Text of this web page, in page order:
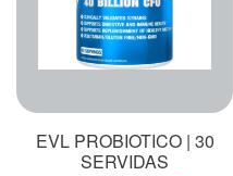
EVL PROBIOTICO | 30
SERVIDAS